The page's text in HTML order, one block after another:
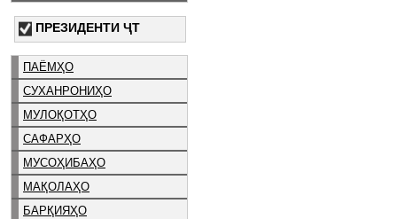
ПРЕЗИДЕНТИ ҶТ
ПАЁМҲО
СУХАНРОНИҲО
МУЛОҚОТҲО
САФАРҲО
МУСОҲИБАҲО
МАҚОЛАҲО
БАРҚИЯҲО